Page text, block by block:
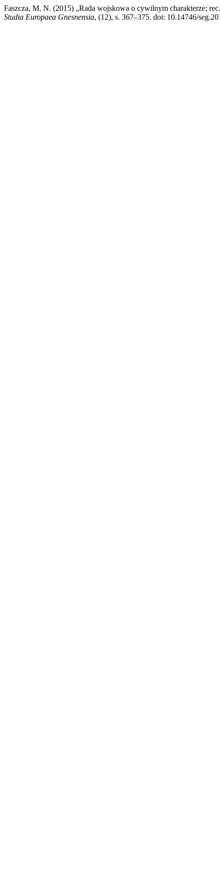
Faszcza, M. N. (2015) „Rada wojskowa o cywilnym charakterze;
Studia Europaea Gnesnensia, (12), s. 367–375. doi: 10.14746/